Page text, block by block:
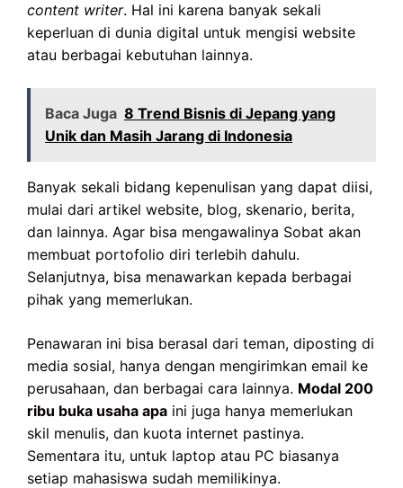
content writer. Hal ini karena banyak sekali
keperluan di dunia digital untuk mengisi website
atau berbagai kebutuhan lainnya.
Baca Juga 8 Trend Bisnis di Jepang yang
Unik dan Masih Jarang di Indonesia
Banyak sekali bidang kepenulisan yang dapat diisi,
mulai dari artikel website, blog, skenario, berita,
dan lainnya. Agar bisa mengawalinya Sobat akan
membuat portofolio diri terlebih dahulu.
Selanjutnya, bisa menawarkan kepada berbagai
pihak yang memerlukan.
Penawaran ini bisa berasal dari teman, diposting di
media sosial, hanya dengan mengirimkan email ke
perusahaan, dan berbagai cara lainnya. Modal 200
ribu buka usaha apa ini juga hanya memerlukan
skil menulis, dan kuota internet pastinya.
Sementara itu, untuk laptop atau PC biasanya
setiap mahasiswa sudah memilikinya.